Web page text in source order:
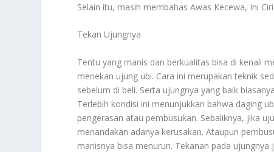
Selain itu, masih membahasAwas Kecewa, Ini
Tekan Ujungnya
Tentu yang manis dan berkualitas bisa di kenali
menekan ujung ubi. Cara ini merupakan teknik
sebelum di beli. Serta ujungnya yang baik
Terlebih kondisi ini menunjukkan bahwa daging
pengerasan atau pembusukan. Sebaliknya, jika
menandakan adanya kerusakan. Ataupun
manisnya bisa menurun. Tekanan pada